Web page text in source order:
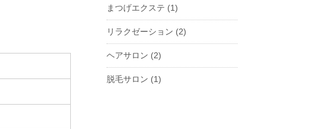
まつげエクステ (1)
リラクゼーション (2)
ヘアサロン (2)
脱毛サロン (1)